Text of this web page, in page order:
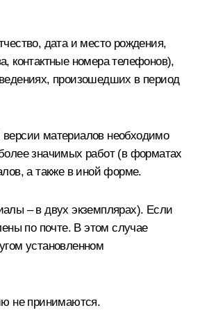
дата и место рождения,
контактные номера телефонов),
произошедших в период
материалов необходимо
значимых работ (в форматах
а также в иной форме.
– в двух экземплярах). Если
по почте. В этом случае
установленном
не принимаются.